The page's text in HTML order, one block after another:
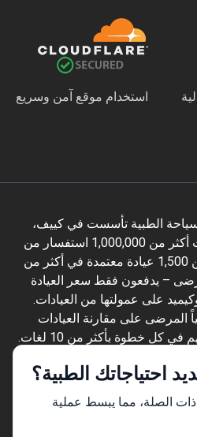
احتياجاتك الطبية؟
الصلة، مما يبسط عملية
استخدام موقع آمن وسريع
الطبية تأسست في كييف،
أوكرانيا، عام 2014. استقبلت أكثر من 1,000,000 استفسار من
المرضى وتتعاون مع أكثر من 1,500 عيادة معتمدة في أكثر من
– يدفعون فقط سعر العيادة
على عمولتها من العيادات.
على مقارنة العيادات
والأطباء الموثّقين، ويرافقونهم في كل خطوة بأكثر من 10 لغات.
معتمدة سابقاً من Temos (2024–2025). تقييمها 4.6 على
ليست دليلاً
أنها نصيحة طبية أو